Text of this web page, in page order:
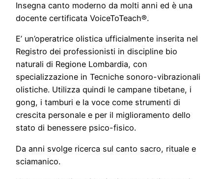
​Insegna canto moderno da molti anni ed è una
docente certificata VoiceToTeach®.
E’ un’operatrice olistica ufficialmente inserita nel
Registro dei professionisti in discipline bio
naturali di Regione Lombardia, con
specializzazione in Tecniche sonoro-vibrazionali
olistiche. Utilizza quindi le campane tibetane, i
gong, i tamburi e la voce come strumenti di
crescita personale e per il miglioramento dello
stato di benessere psico-fisico.
Da anni svolge ricerca sul canto sacro, rituale e
sciamanico.